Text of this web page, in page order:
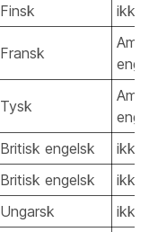
Finsk ikke
Fransk
Tysk
Britisk engelsk
ikke
Britisk engelsk
ikke
Ungarsk
ikke